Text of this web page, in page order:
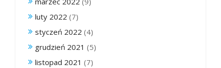
luty 2022 (7)
styczeń 2022 (4)
grudzień 2021 (5)
listopad 2021 (7)